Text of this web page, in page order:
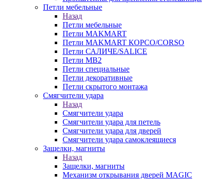
Петли мебельные
Назад
Петли мебельные
Петли MAKMART
Петли MAKMART КОРСО/CORSO
Петли САЛИЧЕ/SALICE
Петли MB2
Петли специальные
Петли декоративные
Петли скрытого монтажа
Смягчители удара
Назад
Смягчители удара
Смягчители удара для петель
Смягчители удара для дверей
Cмягчители удара самоклеящиеся
Защелки, магниты
Назад
Защелки, магниты
Механизм открывания дверей MAGIC